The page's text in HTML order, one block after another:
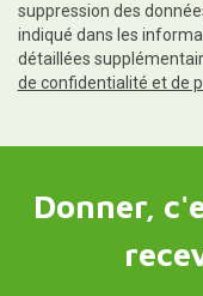
suppression des
indiqué dans les
détaillées
de confidentialité et de
Donner,